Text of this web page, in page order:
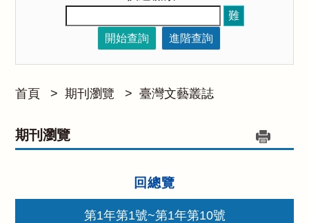
難
開始查詢
進階查詢
首頁 > 期刊瀏覽 > 臺灣文藝叢誌
期刊瀏覽
回總覽
第1年第1號~第1年第10號